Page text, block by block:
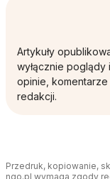
Artykuły
wyłącznie
opinie,
redakcji.
Przedruk, kopiowanie,
ngo.pl wymaga zgody